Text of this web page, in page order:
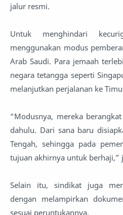
jalur resmi.
Untuk menghindari
menggunakan modus
Arab Saudi. Para jemaah
negara tetangga seperti
melanjutkan perjalanan ke
“Modusnya, mereka
dahulu. Dari sana baru
Tengah, sehingga pada
tujuan akhirnya untuk berhaji,”
Selain itu, sindikat juga
dengan melampirkan
sesuai peruntukannya.